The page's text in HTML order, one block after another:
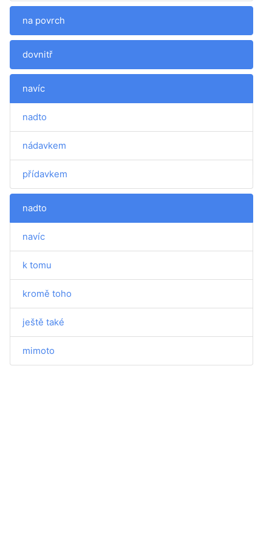
na povrch
dovnitř
navíc
nadto
nádavkem
přídavkem
nadto
navíc
k tomu
kromě toho
ještě také
mimoto